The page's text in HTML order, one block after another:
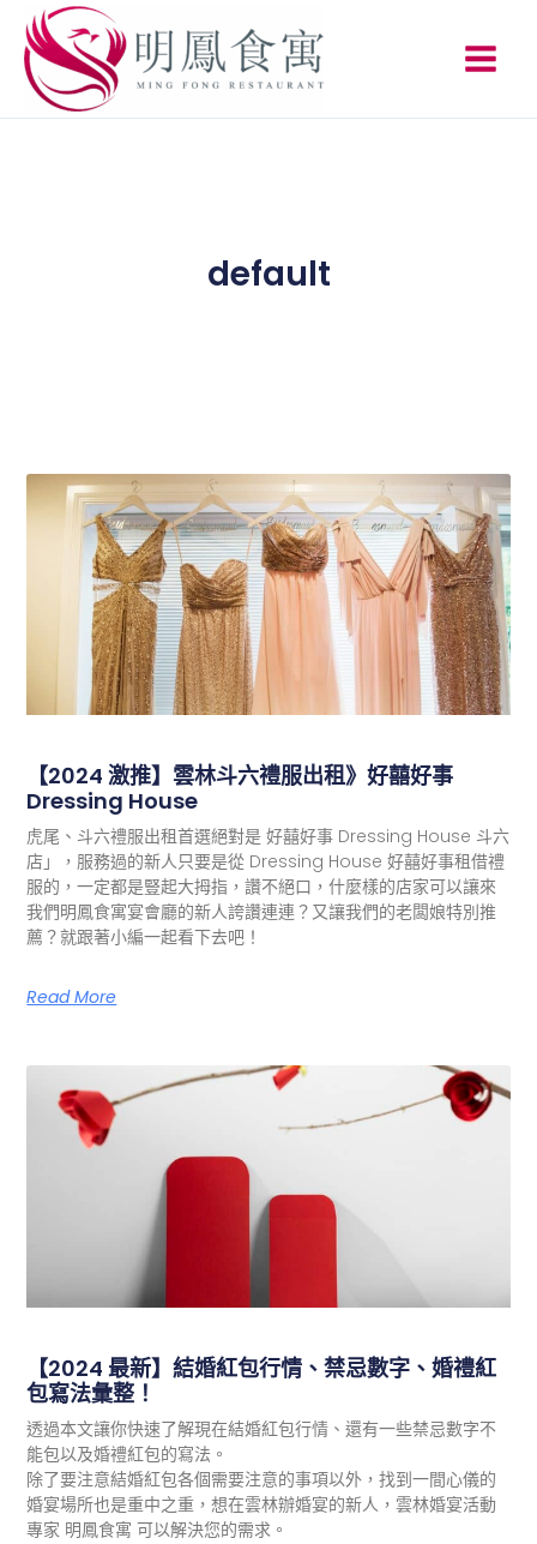
要
default
【2024 激推】雲林斗六禮服出租》好囍好事
Dressing House
虎尾、斗六禮服出租首選絕對是 好囍好事 Dressing House 斗六
店」，服務過的新人只要是從 Dressing House 好囍好事租借禮
服的，一定都是豎起大拇指，讚不絕口，什麼樣的店家可以讓來
我們明鳳食寓宴會廳的新人誇讚連連？又讓我們的老闆娘特別推
薦？就跟著小編一起看下去吧！
Read More
【2024 最新】結婚紅包行情、禁忌數字、婚禮紅
包寫法彙整！
透過本文讓你快速了解現在結婚紅包行情、還有一些禁忌數字不
能包以及婚禮紅包的寫法。
除了要注意結婚紅包各個需要注意的事項以外，找到一間心儀的
婚宴場所也是重中之重，想在雲林辦婚宴的新人，雲林婚宴活動
專家 明鳳食寓 可以解決您的需求。